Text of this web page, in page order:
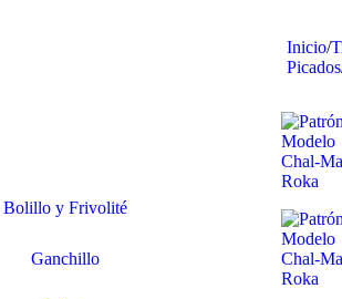
Inicio/
Picados
Bolillo y Frivolité
Ganchillo